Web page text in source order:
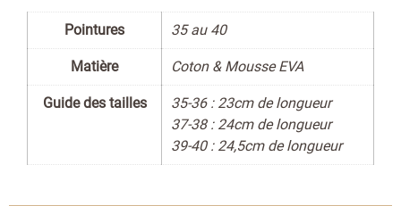
Pointures 35 au 40
Matière Coton & Mousse EVA
Guide des tailles
35-36 : 23cm de longueur
37-38 : 24cm de longueur
39-40 : 24,5cm de longueur